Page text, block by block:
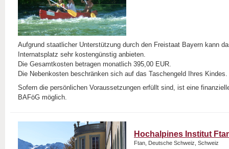
Aufgrund staatlicher Unterstützung durch den Freistaat Bayern kann
Internatsplatz sehr kostengünstig anbieten.
Die Gesamtkosten betragen monatlich 395,00 EUR.
Die Nebenkosten beschränken sich auf das Taschengeld Ihres Kindes.
Sofern die persönlichen Voraussetzungen erfüllt sind, ist eine
BAFöG möglich.
Hochalpines Institut
Ftan, Deutsche Schweiz, Schweiz